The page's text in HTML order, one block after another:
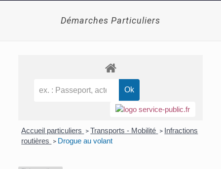
Démarches Particuliers
Accueil particuliers > Transports - Mobilité > Infractions
routières > Drogue au volant